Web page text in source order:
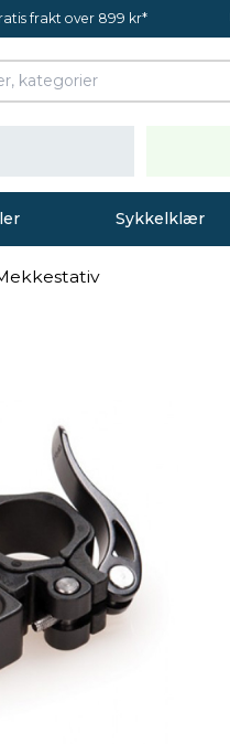
frakt over 899 kr*
Sykkelklær